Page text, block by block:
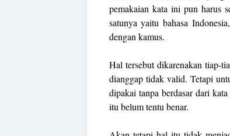
pemakaian kata ini pun harus
satunya yaitu bahasa
dengan kamus.
Hal tersebut dikarenakan tiap-
dianggap tidak valid. Tetapi
dipakai tanpa berdasar dari
itu belum tentu benar.